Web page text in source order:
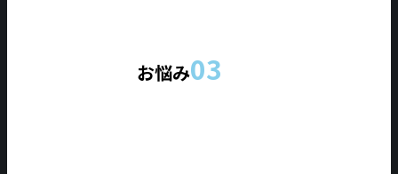
お悩み03